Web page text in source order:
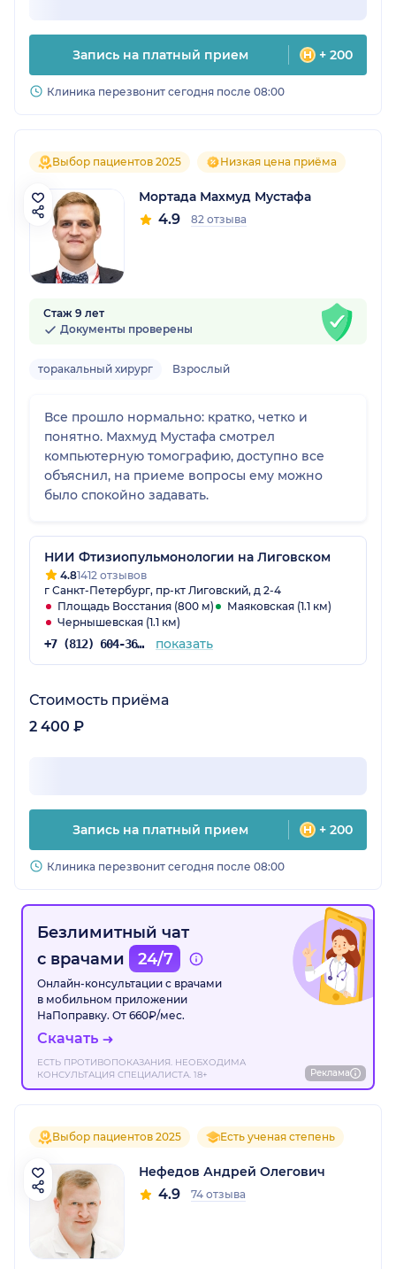
Запись на платный прием + 200
Клиника перезвонит сегодня после 08:00
Выбор пациентов 2025 Низкая цена приёма
Мортада Махмуд Мустафа
4.9 82 отзыва
Стаж 9 лет
Документы проверены
торакальный хирург Взрослый
Все прошло нормально: кратко, четко и
понятно. Махмуд Мустафа смотрел
компьютерную томографию, доступно все
объяснил, на приеме вопросы ему можно
было спокойно задавать.
НИИ Фтизиопульмонологии на Лиговском
4.81412 отзывов
г Санкт-Петербург, пр-кт Лиговский, д 2-4
Площадь Восстания (800 м)
Маяковская (1.1 км)
Чернышевская (1.1 км)
+7 (812) 604-36-34 показать
Стоимость приёма
2 400 ₽
Запись на платный прием + 200
Клиника перезвонит сегодня после 08:00
Безлимитный чат
с врачами
24/7
Онлайн-консультации с врачами
в мобильном приложении
НаПоправку. От 660₽/мес.
Скачать
ЕСТЬ ПРОТИВОПОКАЗАНИЯ. НЕОБХОДИМА
КОНСУЛЬТАЦИЯ СПЕЦИАЛИСТА. 18+
Реклама
Выбор пациентов 2025 Есть ученая степень
Нефедов Андрей Олегович
4.9 74 отзыва